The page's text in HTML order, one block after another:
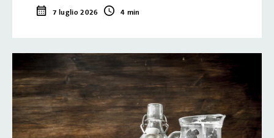
7 luglio 2026 4 min